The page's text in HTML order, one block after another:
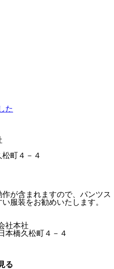
た
町４－４
が含まれますので、パンツス
服装をお勧めいたします。
社本社
本橋久松町４－４
る